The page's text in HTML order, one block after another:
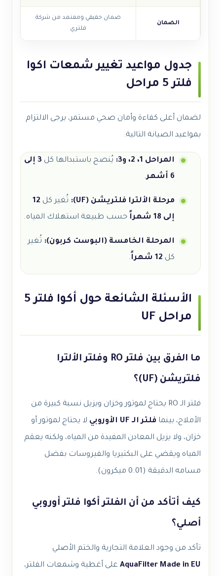
الضمان
ضمان حقيقي ومعتمد من شركة
فلتري
جدول مواعيد تغيير شمعات اكوا
فلتر 5 مراحل
لضمان أعلى كفاءة وأمان صحي مستمر، يرجى الالتزام
بمواعيد الصيانة التالية:
المراحل 1، 2، و3: يُنصح باستبدالها كل
3 إلى
6 أشهر
.
مرحلة الألترا فلتريشن (UF): تُغير كل 12
إلى 18 شهراً
حسب طبيعة استهلاك المياه.
المرحلة الخامسة (البوست كربون): تُغير
كل 12 شهراً .
الأسئلة الشائعة حول أكوا فلتر 5
مراحل UF
ما الفرق بين فلتر RO وفلتر الألترا
فلتريشن (UF)؟
فلتر الـ RO يحتاج لموتور وخزان ويزيل نسبة كبيرة من
الأملاح، بينما فلتر الـ UF الأوروبي
لا يحتاج لموتور أو
خزان، ولا يزيل المعادن المفيدة من المياه، ولكنه يعقم
المياه ويقضي على البكتيريا والفيروسات بفضل
مسامه الدقيقة (0.01 ميكرون).
كيف أتأكد من أن الفلتر أكوا فلتر أوروبي
أصلي؟
تأكد من وجود العلامة التجارية والختم الأصلي
AquaFilter Made in EU على أغطية وشمعات الفلتر،